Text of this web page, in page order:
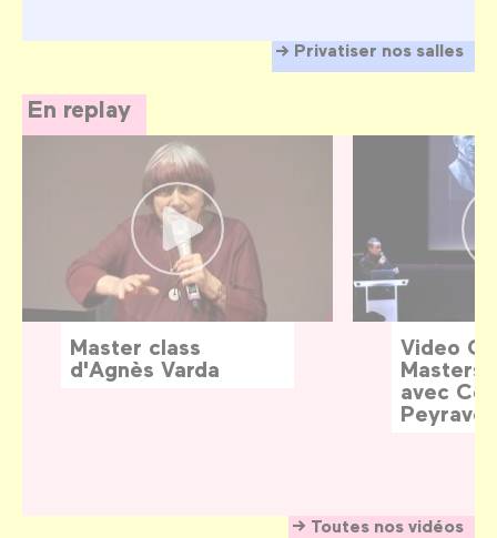
Privatiser nos salles
En replay
Toutes nos vidéos
Master class
d'Agnès Varda
Video
avec